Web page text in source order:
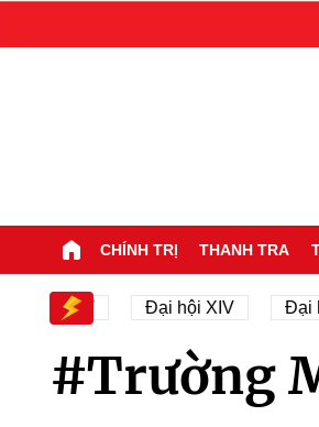
CHÍNH TRỊ THANH TRA
hội XIV Đại hội XIV Đại
#Trường